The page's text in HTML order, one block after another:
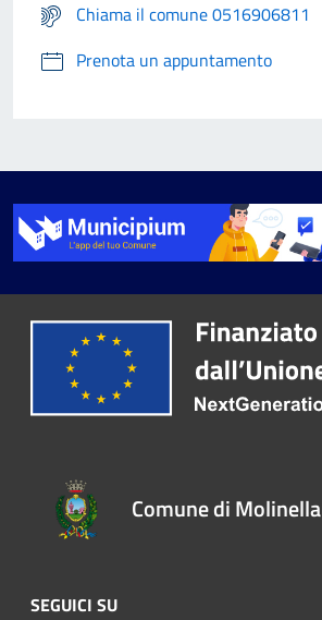
Chiama il comune 0516906811
Prenota un appuntamento
Comune di Molinella
SEGUICI SU